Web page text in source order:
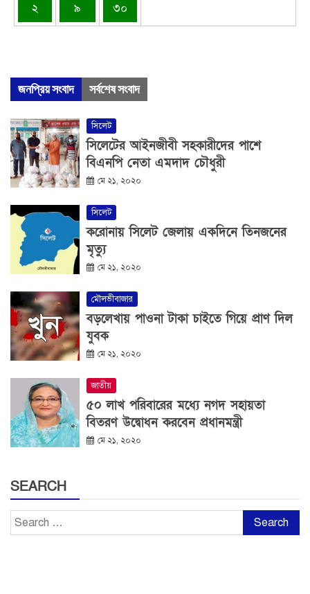
২ ৯ ৩০
জনপ্রিয় সংবাদ সর্বশেষ সংবাদ
সিলেট
সিলেটের আইনজীবী সহকারীদের পাশে
বিএনপি নেতা এমদাদ চৌধুরী
মে ২১, ২০২০
সিলেট
করোনায় সিলেট জেলায় একদিনে তিনজনের
মৃত্যু
মে ২১, ২০২০
মৌলভীবাজার
বড়লেখায় পাওনা টাকা চাইতে গিয়ে প্রাণ দিল
যুবক
মে ২১, ২০২০
জাতীয়
৫০ লাখ পরিবারের মধ্যে নগদ সহায়তা
বিতরণ উদ্বোধন করবেন প্রধানমন্ত্রী
মে ২১, ২০২০
SEARCH
Search
for: